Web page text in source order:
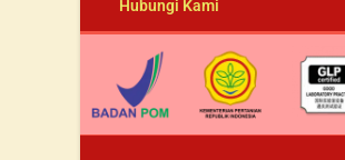
Hubungi Kami